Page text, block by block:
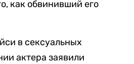
как обвинивший его
в сексуальных
актера заявили